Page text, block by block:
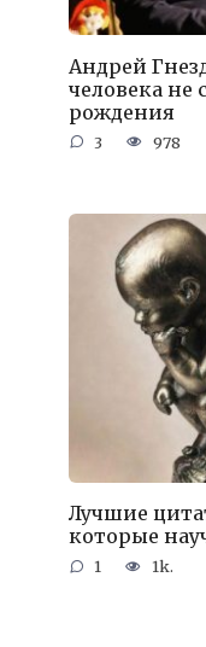
Андрей
человека не
рождения
3 978
Лучшие
которые
1 1k.